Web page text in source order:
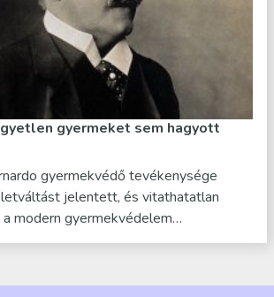
gyermeket sem hagyott
gyermekvédő tevékenysége
jelentett, és vitathatatlan
modern gyermekvédelem…